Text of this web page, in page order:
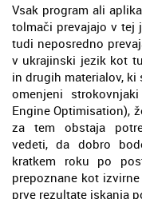
Vsak program ali
tolmači prevajajo v tej
tudi neposredno
v ukrajinski jezik kot
in drugih materialov, ki
omenjeni
Engine Optimisation),
za tem obstaja
vedeti, da dobro
kratkem roku po
prepoznane kot
prve rezultate iskanja